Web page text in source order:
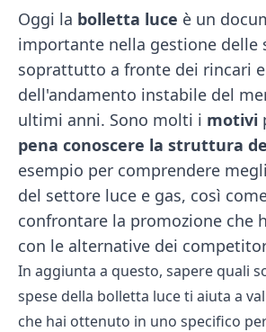
Oggi la bolletta luce è un
importante nella gestione delle
soprattutto a fronte dei rincari e
dell'andamento instabile del
ultimi anni. Sono molti i motivi
pena conoscere la struttura
esempio per comprendere
del settore luce e gas, così
confrontare la promozione che
con le alternative dei
In aggiunta a questo, sapere quali
spese della bolletta luce ti aiuta a
che hai ottenuto in uno specifico